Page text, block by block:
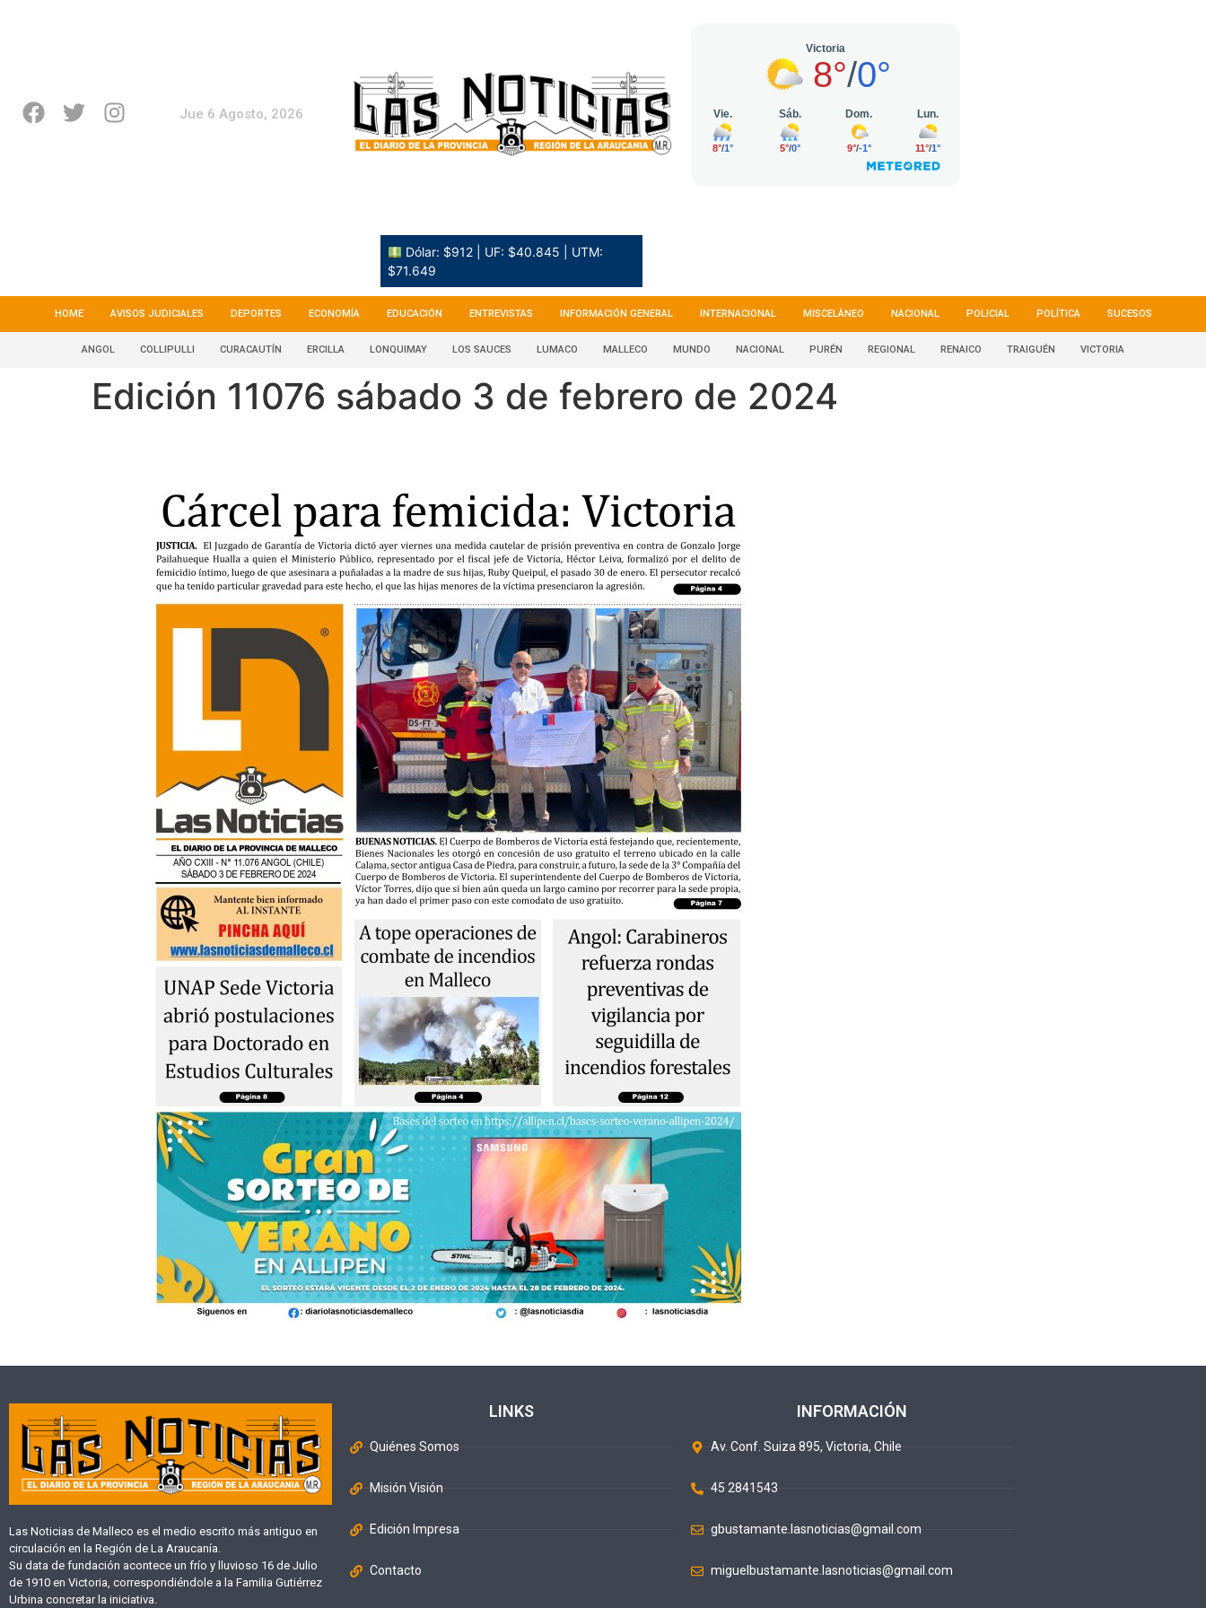
Jue 6 Agosto, 2026
Dólar: $912 | UF: $40.845 | UTM:
$71.649
HOME AVISOS JUDICIALES DEPORTES ECONOMÍA EDUCACIÓN ENTREVISTAS INFORMACIÓN GENERAL INTERNACIONAL MISCELÁNEO NACIONAL POLICIAL POLÍTICA SUCESOS
ANGOL COLLIPULLI CURACAUTÍN ERCILLA LONQUIMAY LOS SAUCES LUMACO MALLECO MUNDO NACIONAL PURÉN REGIONAL RENAICO TRAIGUÉN VICTORIA
Edición 11076 sábado 3 de febrero de 2024
Las Noticias de Malleco es el medio escrito más antiguo en
circulación en la Región de La Araucanía.
Su data de fundación acontece un frío y lluvioso 16 de Julio
de 1910 en Victoria, correspondiéndole a la Familia Gutiérrez
Urbina concretar la iniciativa.
LINKS
Quiénes Somos
Misión Visión
Edición Impresa
Contacto
INFORMACIÓN
Av. Conf. Suiza 895, Victoria, Chile
45 2841543
gbustamante.lasnoticias@gmail.com
miguelbustamante.lasnoticias@gmail.com